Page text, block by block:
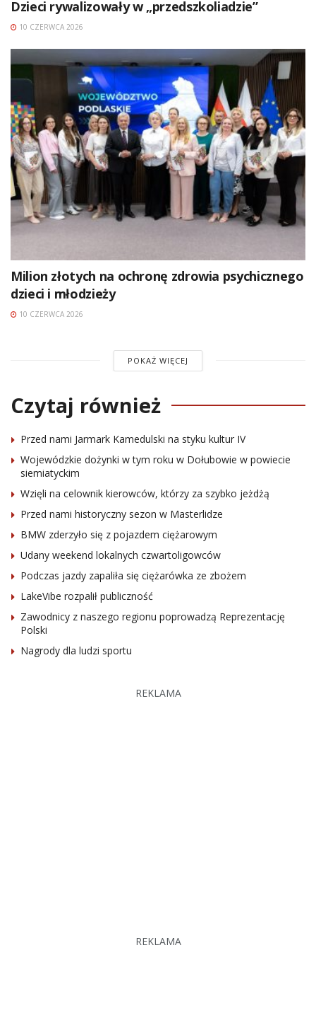
Dzieci rywalizowały w „przedszkoliadzie”
10 CZERWCA 2026
Milion złotych na ochronę zdrowia psychicznego
dzieci i młodzieży
10 CZERWCA 2026
POKAŻ WIĘCEJ
Czytaj również
Przed nami Jarmark Kamedulski na styku kultur IV
Wojewódzkie dożynki w tym roku w Dołubowie w powiecie
siemiatyckim
Wzięli na celownik kierowców, którzy za szybko jeżdżą
Przed nami historyczny sezon w Masterlidze
BMW zderzyło się z pojazdem ciężarowym
Udany weekend lokalnych czwartoligowców
Podczas jazdy zapaliła się ciężarówka ze zbożem
LakeVibe rozpalił publiczność
Zawodnicy z naszego regionu poprowadzą Reprezentację
Polski
Nagrody dla ludzi sportu
REKLAMA
REKLAMA